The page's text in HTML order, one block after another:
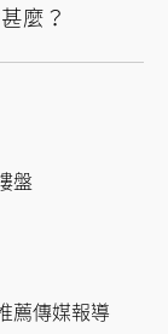
麼？
盤
薦傳媒報導